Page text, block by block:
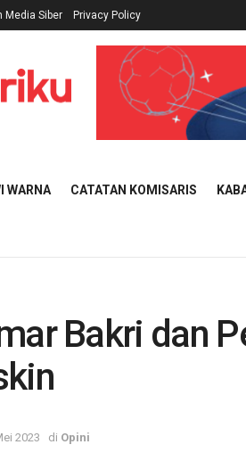
Media Siber Privacy Policy
WARNA CATATAN KOMISARIS
Bakri dan
2023 di Opini